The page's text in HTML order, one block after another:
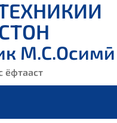
М.С.Осимӣ
ёфтааст